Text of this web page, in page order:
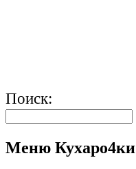
Поиск:
Меню Кухаро4ки